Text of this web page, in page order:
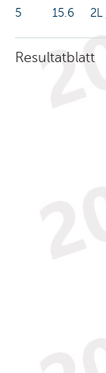
5 15.6 2L
Resultatblatt